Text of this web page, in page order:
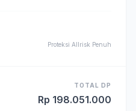
Proteksi Allrisk Penuh
TOTAL DP
Rp 198.051.000